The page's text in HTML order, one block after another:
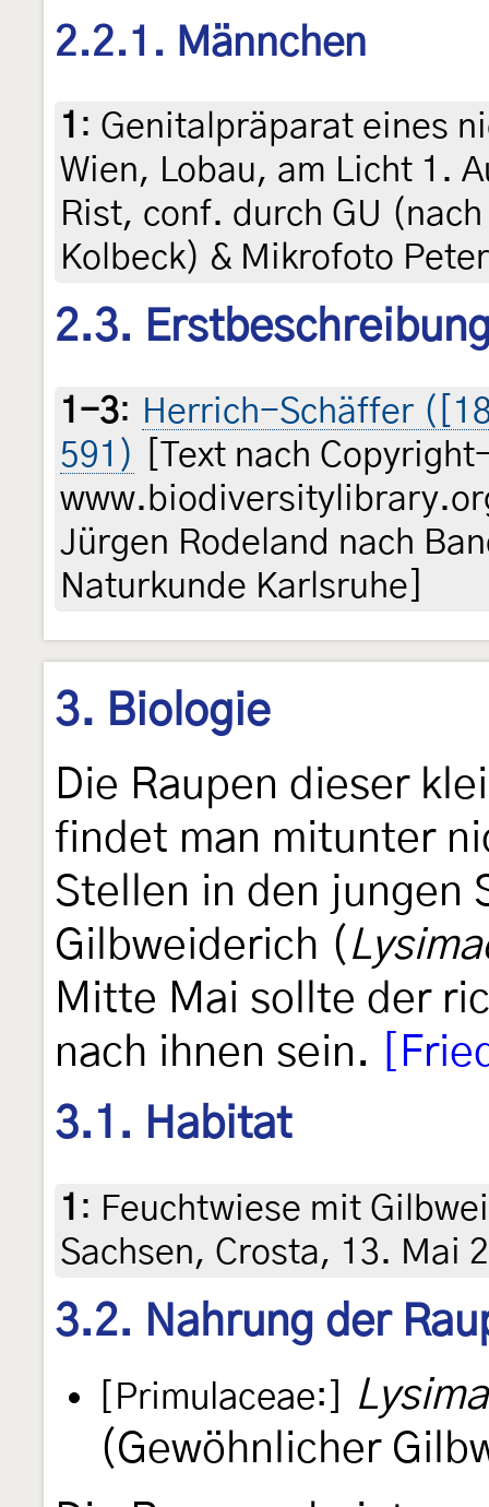
2.2.1. Männchen
1 : Genitalpräparat eines
Wien, Lobau, am Licht 1.
Rist, conf. durch GU
Kolbeck) & Mikrofoto
2.3.
1-3: Herrich-Schäffer
591)
[Text nach
Jürgen Rodeland nach
Naturkunde Karlsruhe]
3. Biologie
Die Raupen dieser
findet man mitunter
Stellen in den jungen
Gilbweiderich (
Mitte Mai sollte der
nach ihnen sein.
3.1. Habitat
1 : Feuchtwiese mit
Sachsen, Crosta, 13. Mai
3.2. Nahrung der
[Primulaceae:]
(Gewöhnlicher